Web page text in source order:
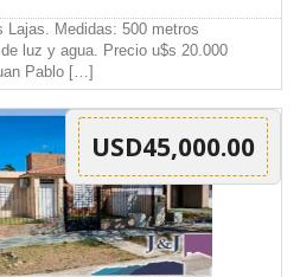
Lajas. Medidas: 500 metros
luz y agua. Precio u$s 20.000
Pablo […]
USD45,000.00